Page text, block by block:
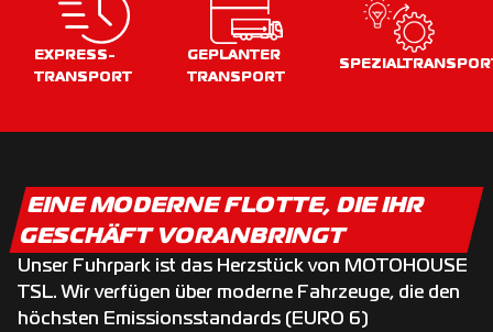
EXPRESS-
TRANSPORT
GEPLANTER
TRANSPORT
EINE MODERNE FLOTTE, DIE IHR
GESCHÄFT VORANBRINGT
Unser Fuhrpark ist das Herzstück von MOTOHOUSE
TSL. Wir verfügen über moderne Fahrzeuge, die den
höchsten Emissionsstandards (EURO 6)